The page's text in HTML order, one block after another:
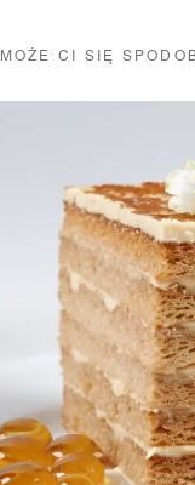
MOŻE CI SIĘ